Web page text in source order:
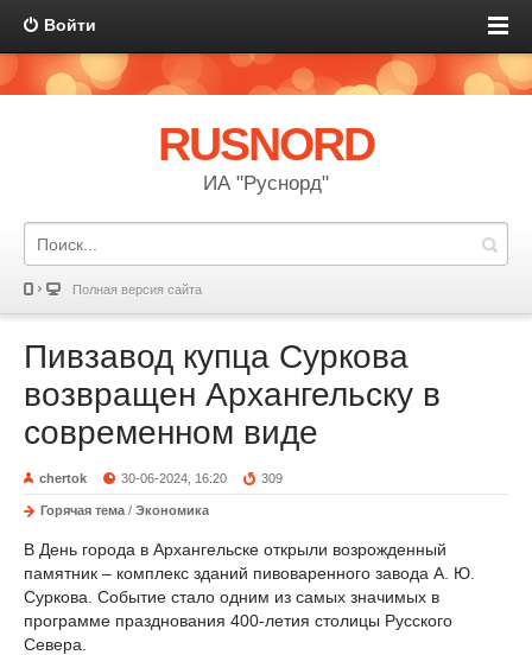
Войти
RUSNORD
ИА "Руснорд"
Полная версия сайта
Пивзавод купца Суркова
возвращен Архангельску в
современном виде
chertok 30-06-2024, 16:20 309
Горячая тема / Экономика
В День города в Архангельске открыли возрожденный
памятник – комплекс зданий пивоваренного завода А. Ю.
Суркова. Событие стало одним из самых значимых в
программе празднования 400-летия столицы Русского
Севера.